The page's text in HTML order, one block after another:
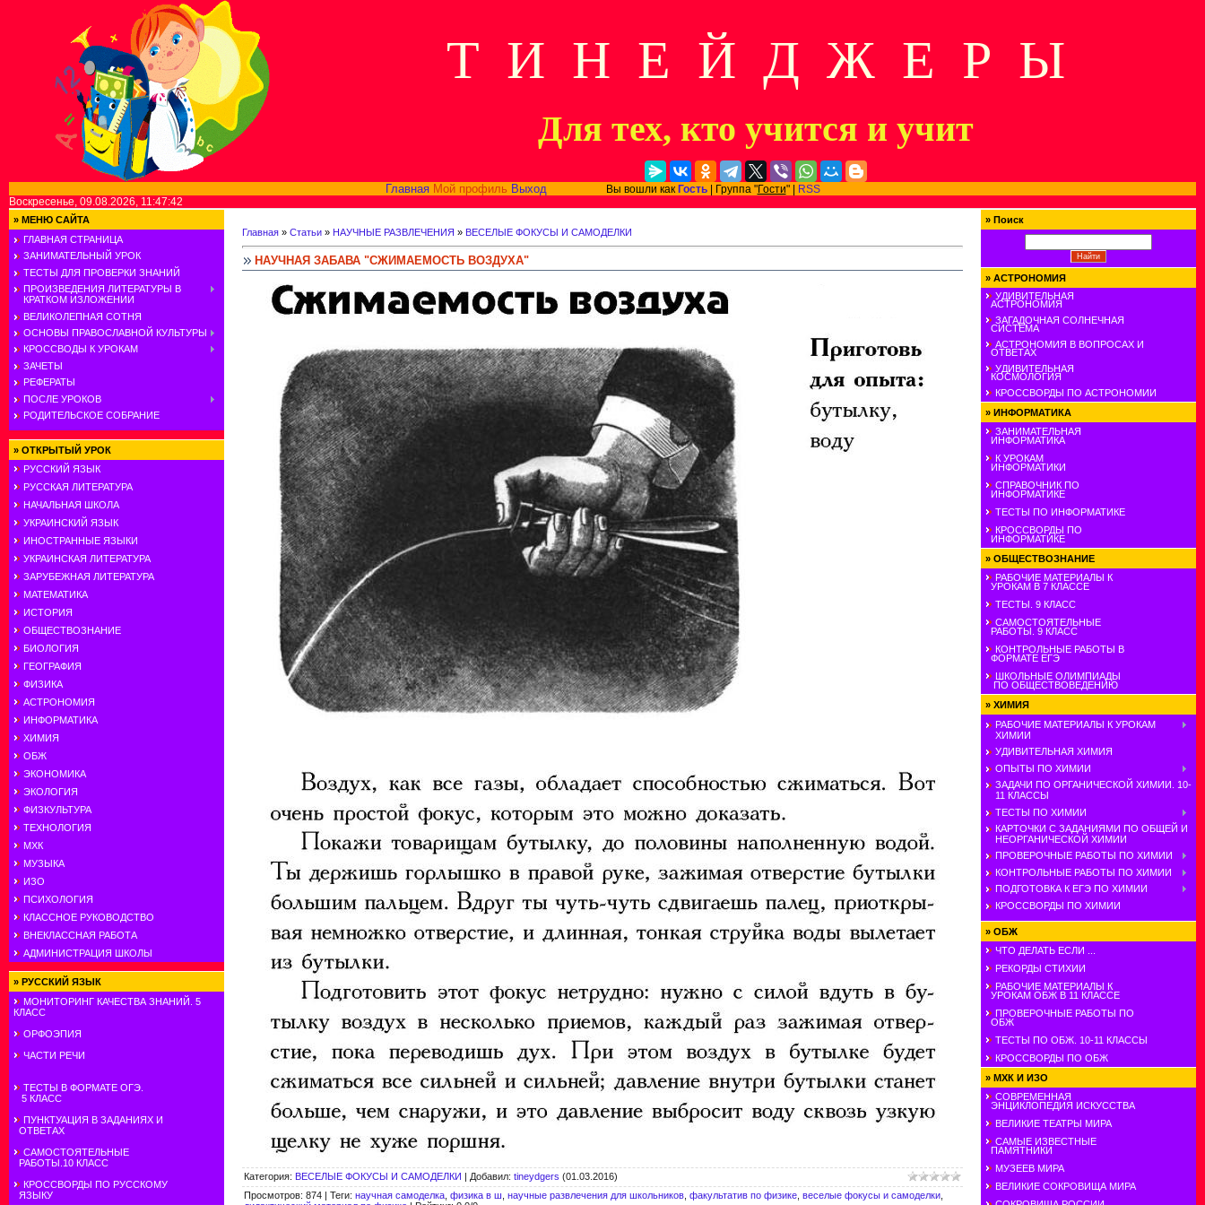
Т И Н Е Й Д Ж Е Р Ы
Для тех, кто учится и учит
Главная Мой профиль ВыходВы вошли как Гость| Группа "Гости" |
RSS
Воскресенье, 09.08.2026, 11:47:42
» МЕНЮ САЙТА
ГЛАВНАЯ СТРАНИЦА
ЗАНИМАТЕЛЬНЫЙ УРОК
ТЕСТЫ ДЛЯ ПРОВЕРКИ ЗНАНИЙ
ПРОИЗВЕДЕНИЯ ЛИТЕРАТУРЫ В
КРАТКОМ ИЗЛОЖЕНИИ
ВЕЛИКОЛЕПНАЯ СОТНЯ
ОСНОВЫ ПРАВОСЛАВНОЙ КУЛЬТУРЫ
КРОССВОДЫ К УРОКАМ
ЗАЧЕТЫ
РЕФЕРАТЫ
ПОСЛЕ УРОКОВ
РОДИТЕЛЬСКОЕ СОБРАНИЕ
» ОТКРЫТЫЙ УРОК
РУССКИЙ ЯЗЫК
РУССКАЯ ЛИТЕРАТУРА
НАЧАЛЬНАЯ ШКОЛА
УКРАИНСКИЙ ЯЗЫК
ИНОСТРАННЫЕ ЯЗЫКИ
УКРАИНСКАЯ ЛИТЕРАТУРА
ЗАРУБЕЖНАЯ ЛИТЕРАТУРА
МАТЕМАТИКА
ИСТОРИЯ
ОБЩЕСТВОЗНАНИЕ
БИОЛОГИЯ
ГЕОГРАФИЯ
ФИЗИКА
АСТРОНОМИЯ
ИНФОРМАТИКА
ХИМИЯ
ОБЖ
ЭКОНОМИКА
ЭКОЛОГИЯ
ФИЗКУЛЬТУРА
ТЕХНОЛОГИЯ
МХК
МУЗЫКА
ИЗО
ПСИХОЛОГИЯ
КЛАССНОЕ РУКОВОДСТВО
ВНЕКЛАССНАЯ РАБОТА
АДМИНИСТРАЦИЯ ШКОЛЫ
» РУССКИЙ ЯЗЫК
МОНИТОРИНГ КАЧЕСТВА ЗНАНИЙ. 5
КЛАСС
ОРФОЭПИЯ
ЧАСТИ РЕЧИ
ТЕСТЫ В ФОРМАТЕ ОГЭ.
5 КЛАСС
ПУНКТУАЦИЯ В ЗАДАНИЯХ И
ОТВЕТАХ
САМОСТОЯТЕЛЬНЫЕ
РАБОТЫ.10 КЛАСС
КРОССВОРДЫ ПО РУССКОМУ
ЯЗЫКУ
Главная » Статьи » НАУЧНЫЕ РАЗВЛЕЧЕНИЯ » ВЕСЕЛЫЕ ФОКУСЫ И САМОДЕЛКИ
НАУЧНАЯ ЗАБАВА "СЖИМАЕМОСТЬ ВОЗДУХА"
Категория: ВЕСЕЛЫЕ ФОКУСЫ И САМОДЕЛКИ | Добавил: tineydgers (01.03.2016)
Просмотров: 874 | Теги: научная самоделка физика в ш научные развлечения для школьников факультатив по физике веселые фокусы и самоделки
» Поиск
» АСТРОНОМИЯ
УДИВИТЕЛЬНАЯ
АСТРОНОМИЯ
ЗАГАДОЧНАЯ СОЛНЕЧНАЯ
СИСТЕМА
АСТРОНОМИЯ В ВОПРОСАХ И
ОТВЕТАХ
УДИВИТЕЛЬНАЯ
КОСМОЛОГИЯ
КРОССВОРДЫ ПО АСТРОНОМИИ
» ИНФОРМАТИКА
ЗАНИМАТЕЛЬНАЯ
ИНФОРМАТИКА
К УРОКАМ
ИНФОРМАТИКИ
СПРАВОЧНИК ПО
ИНФОРМАТИКЕ
ТЕСТЫ ПО ИНФОРМАТИКЕ
КРОССВОРДЫ ПО
ИНФОРМАТИКЕ
» ОБЩЕСТВОЗНАНИЕ
РАБОЧИЕ МАТЕРИАЛЫ К
УРОКАМ В 7 КЛАССЕ
ТЕСТЫ. 9 КЛАСС
САМОСТОЯТЕЛЬНЫЕ
РАБОТЫ. 9 КЛАСС
КОНТРОЛЬНЫЕ РАБОТЫ В
ФОРМАТЕ ЕГЭ
ШКОЛЬНЫЕ ОЛИМПИАДЫ
ПО ОБЩЕСТВОВЕДЕНИЮ
» ХИМИЯ
РАБОЧИЕ МАТЕРИАЛЫ К УРОКАМ
ХИМИИ
УДИВИТЕЛЬНАЯ ХИМИЯ
ОПЫТЫ ПО ХИМИИ
ЗАДАЧИ ПО ОРГАНИЧЕСКОЙ ХИМИИ. 10-
11 КЛАССЫ
ТЕСТЫ ПО ХИМИИ
КАРТОЧКИ С ЗАДАНИЯМИ ПО ОБЩЕЙ И
НЕОРГАНИЧЕСКОЙ ХИМИИ
ПРОВЕРОЧНЫЕ РАБОТЫ ПО ХИМИИ
КОНТРОЛЬНЫЕ РАБОТЫ ПО ХИМИИ
ПОДГОТОВКА К ЕГЭ ПО ХИМИИ
КРОССВОРДЫ ПО ХИМИИ
» ОБЖ
ЧТО ДЕЛАТЬ ЕСЛИ ...
РЕКОРДЫ СТИХИИ
РАБОЧИЕ МАТЕРИАЛЫ К
УРОКАМ ОБЖ В 11 КЛАССЕ
ПРОВЕРОЧНЫЕ РАБОТЫ ПО
ОБЖ
ТЕСТЫ ПО ОБЖ. 10-11 КЛАССЫ
КРОССВОРДЫ ПО ОБЖ
» МХК И ИЗО
СОВРЕМЕННАЯ
ЭНЦИКЛОПЕДИЯ ИСКУССТВА
ВЕЛИКИЕ ТЕАТРЫ МИРА
САМЫЕ ИЗВЕСТНЫЕ
ПАМЯТНИКИ
МУЗЕЕВ МИРА
ВЕЛИКИЕ СОКРОВИЩА МИРА